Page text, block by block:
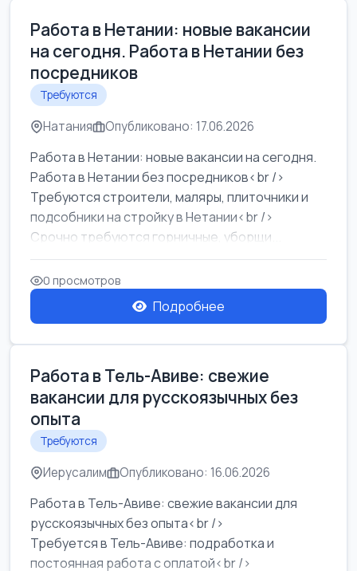
Работа в Нетании: новые вакансии
на сегодня. Работа в Нетании без
посредников
Требуются
Натания Опубликовано: 17.06.2026
Работа в Нетании: новые вакансии на сегодня.
Работа в Нетании без посредников<br />
Требуются строители, маляры, плиточники и
подсобники на стройку в Нетании<br />
Срочно требуются горничные, уборщи...
0 просмотров
Подробнее
Работа в Тель-Авиве: свежие
вакансии для русскоязычных без
опыта
Требуются
Иерусалим Опубликовано: 16.06.2026
Работа в Тель-Авиве: свежие вакансии для
русскоязычных без опыта<br />
Требуется в Тель-Авиве: подработка и
постоянная работа с оплатой<br />